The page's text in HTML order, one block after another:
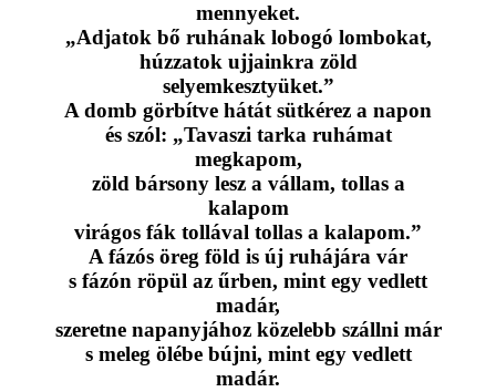
mennyeket.
„Adjatok bő ruhának lobogó lombokat,
húzzatok ujjainkra zöld
selyemkesztyüket.”
A domb görbítve hátát sütkérez a napon
és szól: „Tavaszi tarka ruhámat
megkapom,
zöld bársony lesz a vállam, tollas a
kalapom
virágos fák tollával tollas a kalapom.”
A fázós öreg föld is új ruhájára vár
s fázón röpül az űrben, mint egy vedlett
madár,
szeretne napanyjához közelebb szállni már
s meleg ölébe bújni, mint egy vedlett
madár.